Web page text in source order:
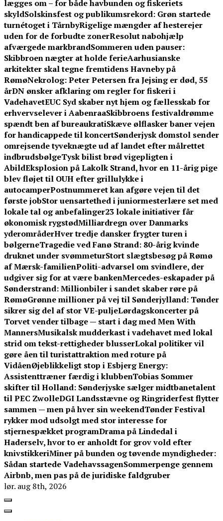
lægges om – for både havbunden og fiskeriets
skyldSolskinsfest og publikumsrekord: Grøn startede
turnétoget i TårnbyRigelige mængder af hesterejer
uden for de forbudte zonerResolut nabohjælp
afværgede markbrandSommeren uden pauser:
Skibbroen nægter at holde ferieAarhusianske
arkitekter skal tegne fremtidens Havneby på
RømøNekrolog: Peter Petersen fra Jejsing er død, 55
årDN ønsker afklaring om regler for fiskeri i
VadehavetEUC Syd skaber nyt hjem og fællesskab for
erhvervselever i AabenraaSkibbroens festivaldrømme
spændt ben af bureaukratiSkæve ølflasker baner vejen
for handicappede til koncertSønderjysk domstol sender
omrejsende tyveknægte ud af landet efter målrettet
indbrudsbølgeTysk bilist brød vigepligten i
AbildEksplosion på Lakolk Strand, hvor en 11-årig pige
blev fløjet til OUH efter grillulykke i
autocamperPostnummeret kan afgøre vejen til det
første jobStor uensartethed i juniormesterlære set med
lokale tal og anbefalinger23 lokale initiativer får
økonomisk rygstødMilliardregn over Danmarks
yderområderHver tredje dansker frygter turen i
bølgerneTragedie ved Fanø Strand: 80-årig kvinde
druknet under svømmeturStort slægtsbesøg på Rømø
af Mærsk-familienPoliti-advarsel om svindlere, der
udgiver sig for at være bankenMercedes-eskapader på
Sønderstrand: Millionbiler i sandet skaber røre på
RømøGrønne millioner på vej til Sønderjylland: Tønder
sikrer sig del af stor VE-puljeLørdagskoncerter på
Torvet vender tilbage — start i dag med Men With
MannersMusikalsk mudderkast i vadehavet med lokal
strid om tekst-rettigheder blusserLokal politiker vil
gøre åen til turistattraktion med roture på
VidåenØjeblikkeligt stop i Esbjerg Energy:
Assistenttræner færdig i klubbenTobias Sommer
skifter til Holland: Sønderjyske sælger midtbanetalent
til PEC ZwolleDGI Landsstævne og Ringriderfest flytter
sammen — men på hver sin weekendTønder Festival
rykker mod udsolgt med stor interesse for
stjernespækket programDrama på Lindedal i
Haderselv, hvor to er anholdt for grov vold efter
knivstikkeriMiner på bunden og tøvende myndigheder:
Sådan startede VadehavssagenSommerpenge gennem
Airbnb, men pas på de juridiske faldgruber
lør. aug 8th, 2026